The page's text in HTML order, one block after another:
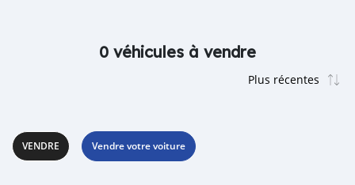
0 véhicules à vendre
VENDRE Vendre votre voiture